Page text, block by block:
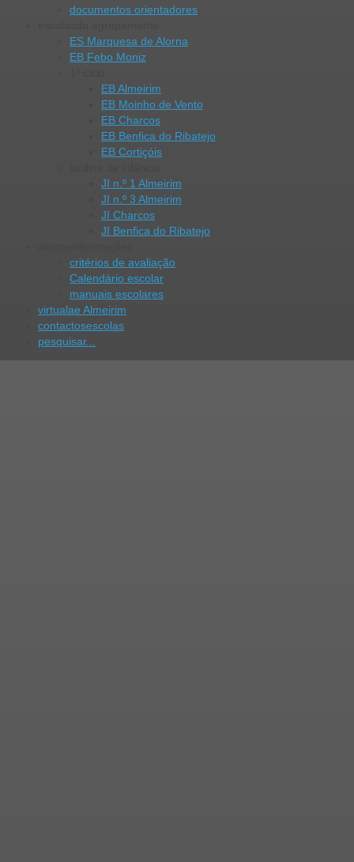
documentos orientadores
ES Marquesa de Alorna
EB Febo Moniz
EB Almeirim
EB Moinho de Vento
EB Charcos
EB Benfica do Ribatejo
EB Cortiçóis
JI n.º 1 Almeirim
JI n.º 3 Almeirim
JI Charcos
JI Benfica do Ribatejo
critérios de avaliação
Calendário escolar
manuais escolares
virtualae Almeirim
contactosescolas
pesquisar...